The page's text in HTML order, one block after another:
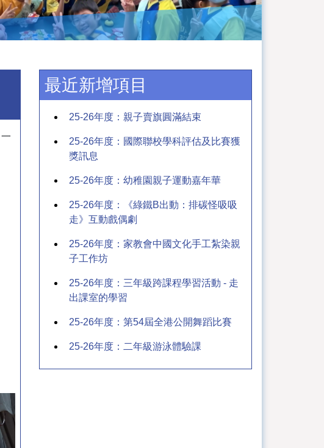
最近新增項目
25-26年度：親子賣旗圓滿結束
25-26年度：國際聯校學科評估及比賽獲
獎訊息
25-26年度：幼稚園親子運動嘉年華
25-26年度：《綠鐵B出動：排碳怪吸吸
走》互動戲偶劇
25-26年度：家教會中國文化手工紮染親
子工作坊
25-26年度：三年級跨課程學習活動 - 走
出課室的學習
25-26年度：第54屆全港公開舞蹈比賽
25-26年度：二年級游泳體驗課